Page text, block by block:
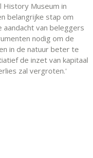
History Museum in
belangrijke stap om
van beleggers
nodig om de
in de natuur beter te
de inzet van kapitaal
zal vergroten.'